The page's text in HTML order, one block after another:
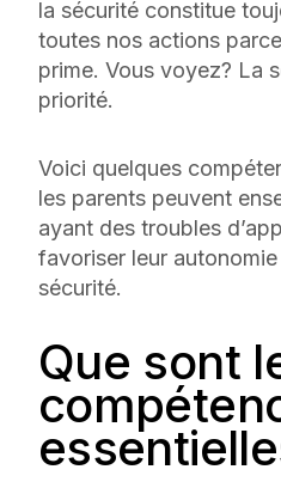
la sécurité constitue
toutes nos actions
prime. Vous voyez? La
priorité.
Voici quelques
les parents peuvent
ayant des troubles
favoriser leur
sécurité.
Que sont